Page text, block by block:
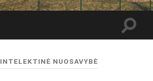
INTELEKTINĖ NUOSAVYBĖ